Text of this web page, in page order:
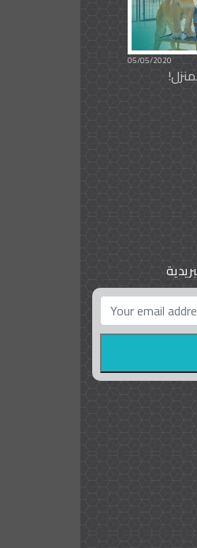
05/05/2020